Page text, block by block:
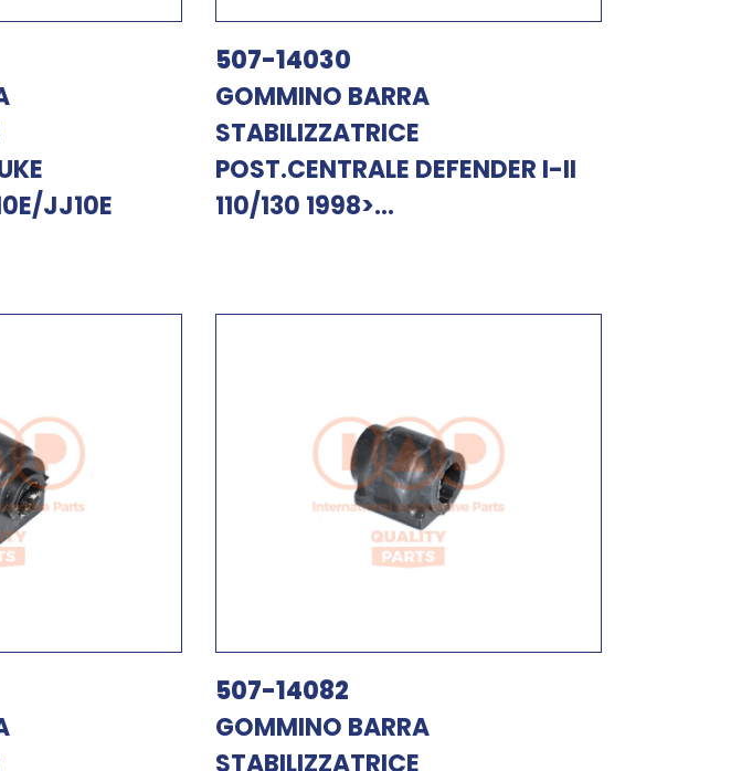
JJ10E
507-14030
GOMMINO BARRA
STABILIZZATRICE
POST.CENTRALE DEFENDER I-II
110/130 1998>...
507-14082
GOMMINO BARRA
STABILIZZATRICE